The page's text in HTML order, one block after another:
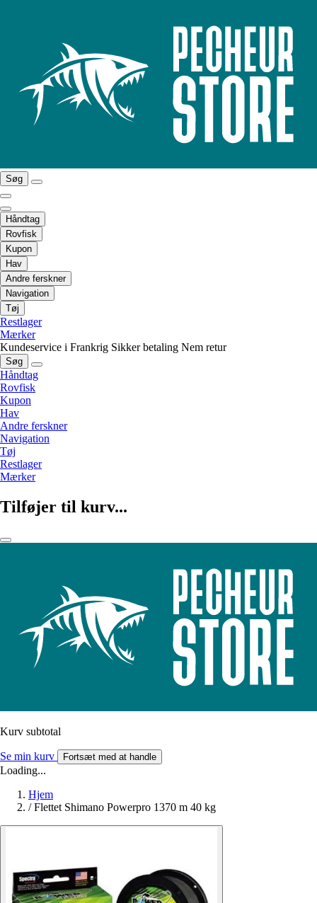
Søg
Håndtag
Rovfisk
Kupon
Hav
Andre ferskner
Navigation
Tøj
Restlager
Mærker
Kundeservice i Frankrig Sikker betaling Nem retur
Søg
Håndtag
Rovfisk
Kupon
Hav
Andre ferskner
Navigation
Tøj
Restlager
Mærker
Tilføjer til kurv...
Kurv subtotal
Se min kurv Fortsæt med at handle
Loading...
Hjem
/ Flettet Shimano Powerpro 1370 m 40 kg